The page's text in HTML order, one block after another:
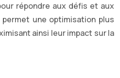
répondre aux défis et aux
une optimisation plus
ainsi leur impact sur la